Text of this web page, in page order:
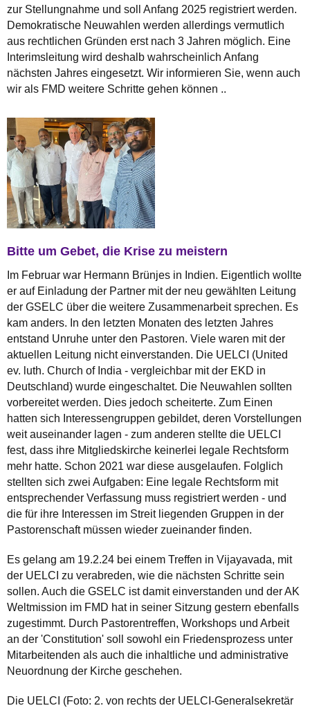
zur Stellungnahme und soll Anfang 2025 registriert werden.
Demokratische Neuwahlen werden allerdings vermutlich
aus rechtlichen Gründen erst nach 3 Jahren möglich. Eine
Interimsleitung wird deshalb wahrscheinlich Anfang
nächsten Jahres eingesetzt. Wir informieren Sie, wenn auch
wir als FMD weitere Schritte gehen können ..
Bitte um Gebet, die Krise zu meistern
Im Februar war Hermann Brünjes in Indien. Eigentlich wollte
er auf Einladung der Partner mit der neu gewählten Leitung
der GSELC über die weitere Zusammenarbeit sprechen. Es
kam anders. In den letzten Monaten des letzten Jahres
entstand Unruhe unter den Pastoren. Viele waren mit der
aktuellen Leitung nicht einverstanden. Die UELCI (United
ev. luth. Church of India - vergleichbar mit der EKD in
Deutschland) wurde eingeschaltet. Die Neuwahlen sollten
vorbereitet werden. Dies jedoch scheiterte. Zum Einen
hatten sich Interessengruppen gebildet, deren Vorstellungen
weit auseinander lagen - zum anderen stellte die UELCI
fest, dass ihre Mitgliedskirche keinerlei legale Rechtsform
mehr hatte. Schon 2021 war diese ausgelaufen. Folglich
stellten sich zwei Aufgaben: Eine legale Rechtsform mit
entsprechender Verfassung muss registriert werden - und
die für ihre Interessen im Streit liegenden Gruppen in der
Pastorenschaft müssen wieder zueinander finden.
Es gelang am 19.2.24 bei einem Treffen in Vijayavada, mit
der UELCI zu verabreden, wie die nächsten Schritte sein
sollen. Auch die GSELC ist damit einverstanden und der AK
Weltmission im FMD hat in seiner Sitzung gestern ebenfalls
zugestimmt. Durch Pastorentreffen, Workshops und Arbeit
an der 'Constitution' soll sowohl ein Friedensprozess unter
Mitarbeitenden als auch die inhaltliche und administrative
Neuordnung der Kirche geschehen.
Die UELCI (Foto: 2. von rechts der UELCI-Generalsekretär